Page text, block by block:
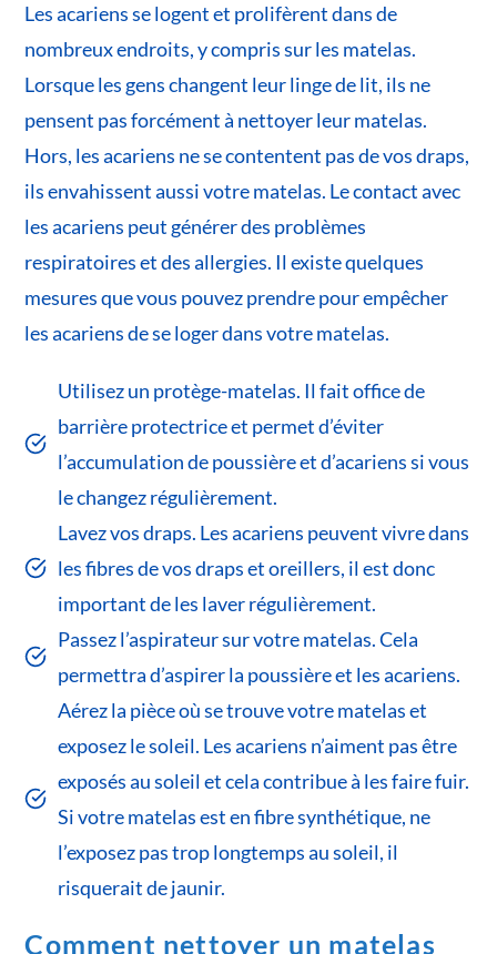
Les acariens se logent et prolifèrent dans de
nombreux endroits, y compris sur les matelas.
Lorsque les gens changent leur linge de lit, ils ne
pensent pas forcément à nettoyer leur matelas.
Hors, les acariens ne se contentent pas de vos draps,
ils envahissent aussi votre matelas. Le contact avec
les acariens peut générer des problèmes
respiratoires et des allergies. Il existe quelques
mesures que vous pouvez prendre pour empêcher
les acariens de se loger dans votre matelas.
Utilisez un protège-matelas. Il fait office de
barrière protectrice et permet d’éviter
l’accumulation de poussière et d’acariens si vous
le changez régulièrement.
Lavez vos draps. Les acariens peuvent vivre dans
les fibres de vos draps et oreillers, il est donc
important de les laver régulièrement.
Passez l’aspirateur sur votre matelas. Cela
permettra d’aspirer la poussière et les acariens.
Aérez la pièce où se trouve votre matelas et
exposez le soleil. Les acariens n’aiment pas être
exposés au soleil et cela contribue à les faire fuir.
Si votre matelas est en fibre synthétique, ne
l’exposez pas trop longtemps au soleil, il
risquerait de jaunir.
Comment nettoyer un matelas